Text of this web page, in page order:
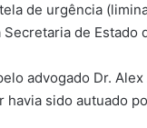
de urgência
de Estado
advogado Dr.
havia sido autuado